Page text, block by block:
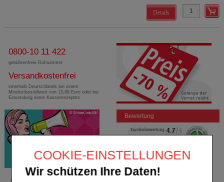
COOKIE-EINSTELLUNGEN
Wir schützen Ihre Daten!
Details
0800-10 11 422
gebührenfreie Rufnummer
Versandkostenfrei
innerhalb Deutschlands bei einem
Mindestbestellwert von 13,99 Euro oder bei
Einsendung eines Kassenrezeptes
Bewertung